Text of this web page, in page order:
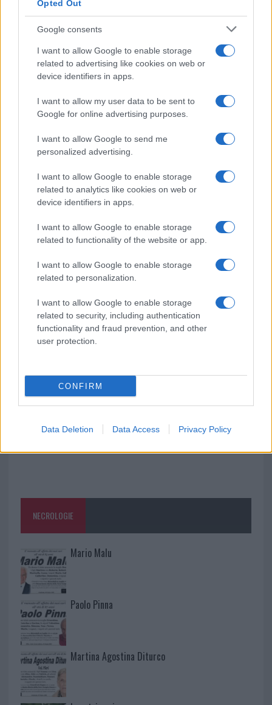
Opted Out
Google consents
I want to allow Google to enable storage
related to advertising like cookies on web or
device identifiers in apps.
I want to allow my user data to be sent to
Google for online advertising purposes.
I want to allow Google to send me
personalized advertising.
I want to allow Google to enable storage
related to analytics like cookies on web or
device identifiers in apps.
I want to allow Google to enable storage
related to functionality of the website or app.
I want to allow Google to enable storage
related to personalization.
I want to allow Google to enable storage
related to security, including authentication
functionality and fraud prevention, and other
user protection.
CONFIRM
Data Deletion Data Access Privacy Policy
k
Sangue, musica e solidarietà con Avis Olbia al
Delta Center
Meteo Olbia 9 agosto, temperature in calo
Salmo finisce in ospedale a Catania, ma il tour
va avanti: “Sicilia, ci sono”
Jovanotti, Gabry Ponte e Alfa: Olbia ombelico del
mondo per una notte
Giorgia Meloni a La Maddalena, la vicesindaco:
“Orgoglio e discrezione per visita privata̶…
A fuoco un deposito con bombole, intervento dei
NECROLOGIE
Mario Malu
Paolo Pinna
Martina Agostina Diturco